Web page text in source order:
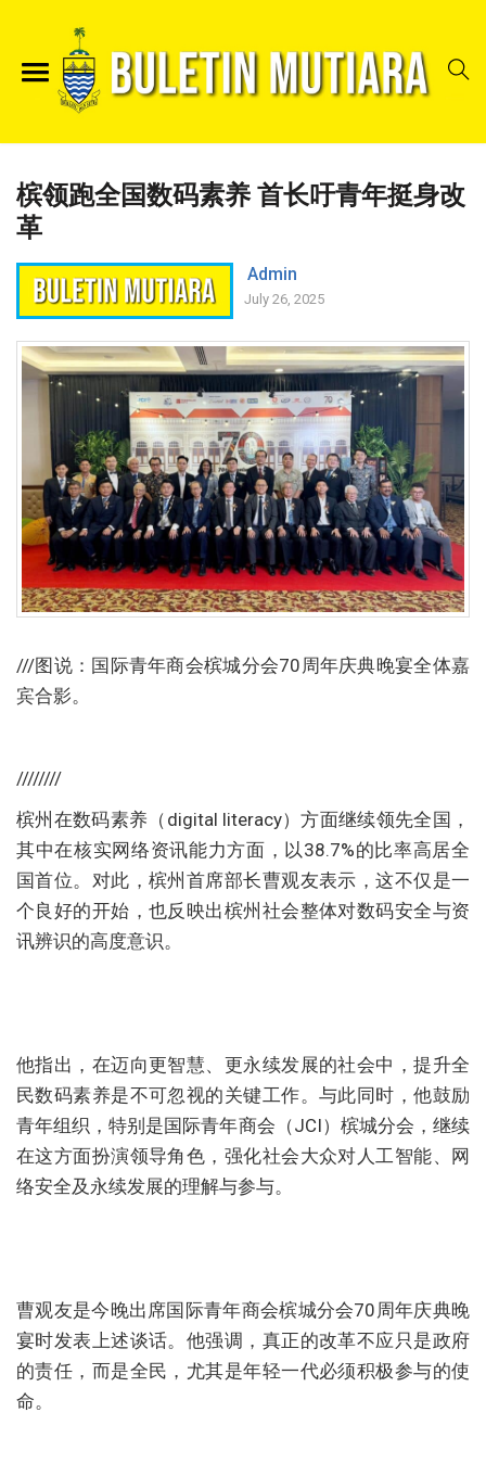
槟领跑全国数码素养 首长吁青年挺身改
革
Admin
July 26, 2025
///图说：国际青年商会槟城分会70周年庆典晚宴全体嘉
宾合影。
////////
槟州在数码素养（digital literacy）方面继续领先全国，
其中在核实网络资讯能力方面，以38.7%的比率高居全
国首位。对此，槟州首席部长曹观友表示，这不仅是一
个良好的开始，也反映出槟州社会整体对数码安全与资
讯辨识的高度意识。
他指出，在迈向更智慧、更永续发展的社会中，提升全
民数码素养是不可忽视的关键工作。与此同时，他鼓励
青年组织，特别是国际青年商会（JCI）槟城分会，继续
在这方面扮演领导角色，强化社会大众对人工智能、网
络安全及永续发展的理解与参与。
曹观友是今晚出席国际青年商会槟城分会70周年庆典晚
宴时发表上述谈话。他强调，真正的改革不应只是政府
的责任，而是全民，尤其是年轻一代必须积极参与的使
命。